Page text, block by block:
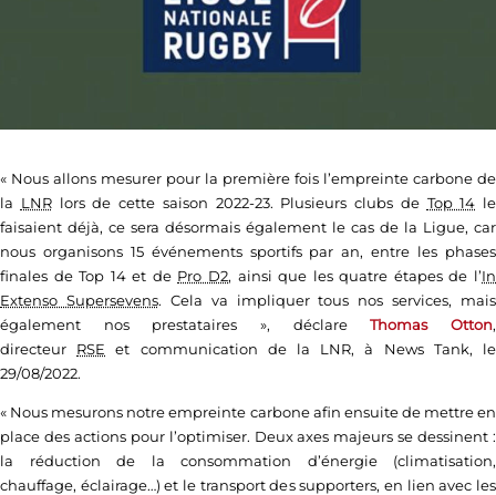
« Nous allons mesurer pour la première fois l’empreinte carbone de
la LNRlors de cette saison 2022-23. Plusieurs clubs de Top 14 le
faisaient déjà, ce sera désormais également le cas de la Ligue, car
nous organisons 15 événements sportifs par an, entre les phases
finales de Top 14 et de Pro D2, ainsi que les quatre étapes de l’In
Extenso Supersevens. Cela va impliquer tous nos services, mais
également nos prestataires », déclareThomas Otton,
directeur RSE et communication de la LNR, à News Tank, le
29/08/2022.
« Nous mesurons notre empreinte carbone afin ensuite de mettre en
place des actions pour l’optimiser. Deux axes majeurs se dessinent :
la réduction de la consommation d’énergie (climatisation,
chauffage, éclairage…) et le transport des supporters, en lien avec les